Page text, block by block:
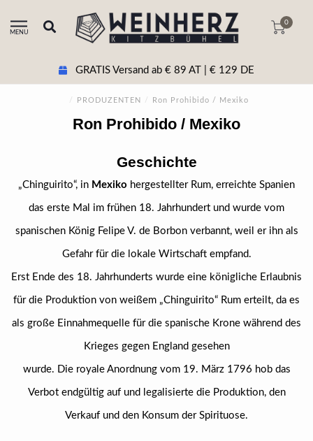
MENU
0
GRATIS Versand ab € 89 AT | € 129 DE
/ PRODUZENTEN / Ron Prohibido / Mexiko
Ron Prohibido / Mexiko
Geschichte
„Chinguirito“, in Mexiko hergestellter Rum, erreichte Spanien
das erste Mal im frühen 18. Jahrhundert und wurde vom
spanischen König Felipe V. de Borbon verbannt, weil er ihn als
Gefahr für die lokale Wirtschaft empfand.
Erst Ende des 18. Jahrhunderts wurde eine königliche Erlaubnis
für die Produktion von weißem „Chinguirito“ Rum erteilt, da es
als große Einnahmequelle für die spanische Krone während des
Krieges gegen England gesehen
wurde. Die royale Anordnung vom 19. März 1796 hob das
Verbot endgültig auf und legalisierte die Produktion, den
Verkauf und den Konsum der Spirituose.